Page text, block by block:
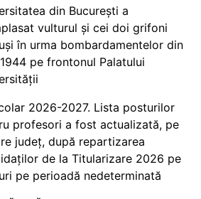
din București a
vulturul și cei doi grifoni
în urma bombardamentelor din
pe frontonul Palatului
2026-2027. Lista posturilor
profesori a fost actualizată, pe
județ, după repartizarea
de la Titularizare 2026 pe
pe perioadă nedeterminată